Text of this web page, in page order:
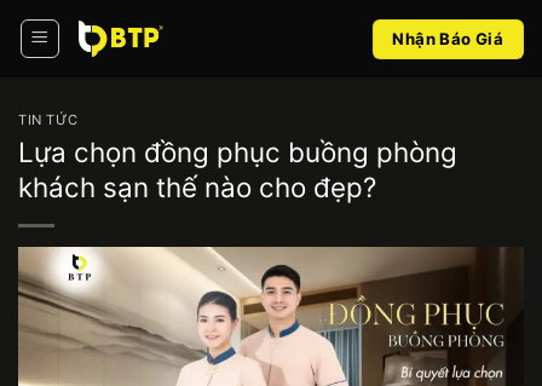
qua
Nhận Báo Giá
TIN TỨC
Lựa chọn đồng phục buồng phòng
khách sạn thế nào cho đẹp?